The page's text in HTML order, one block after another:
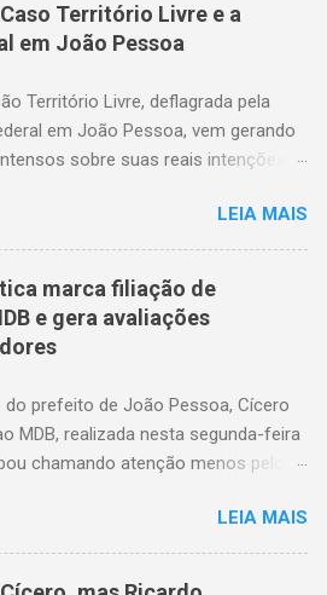
Território Livre e a
em João Pessoa
Território Livre, deflagrada pela
em João Pessoa, vem gerando
sobre suas reais intenções e
que sustenta a operação carece de
Até o momento, não há
de áudio ou vídeo que validem as
A narrativa que circula em setores
sugere que eleitores de baixa
são frágeis, levantando mais
do que certezas. O impacto na
é notável. As ações da Polícia
incluindo a busca na residência do
LEIA MAIS
marca filiação de
e gera avaliações
do prefeito de João Pessoa, Cícero
MDB, realizada nesta segunda-feira
chamando atenção menos pelo
políticas consideradas de peso no
movimentação gerou comentários
e foi tratada por aliados e
LEIA MAIS